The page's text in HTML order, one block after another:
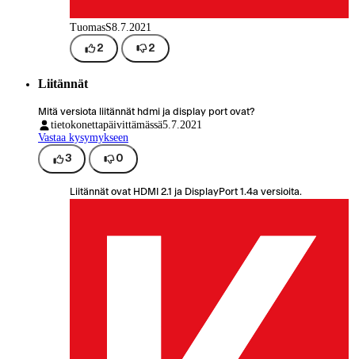
TuomasS8.7.2021
2 2
Liitännät
Mitä versiota liitännät hdmi ja display port ovat?
tietokonettapäivittämässä5.7.2021
Vastaa kysymykseen
3 0
Liitännät ovat HDMI 2.1 ja DisplayPort 1.4a versioita.